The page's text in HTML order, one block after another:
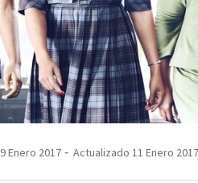
9 Enero 2017 Actualizado 11 Enero